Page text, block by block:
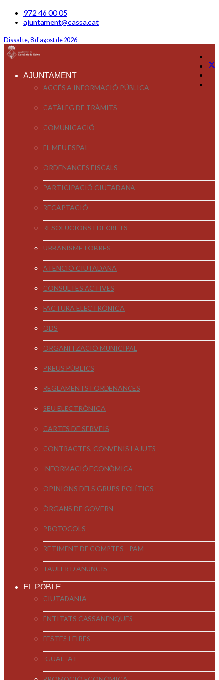
972 46 00 05
ajuntament@cassa.cat
Dissabte, 8 d'agost de 2026
AJUNTAMENT
ACCÉS A INFORMACIÓ PÚBLICA
CATÀLEG DE TRÀMITS
COMUNICACIÓ
EL MEU ESPAI
ORDENANCES FISCALS
PARTICIPACIÓ CIUTADANA
RECAPTACIÓ
RESOLUCIONS I DECRETS
URBANISME I OBRES
ATENCIÓ CIUTADANA
CONSULTES ACTIVES
FACTURA ELECTRÒNICA
ODS
ORGANITZACIÓ MUNICIPAL
PREUS PÚBLICS
REGLAMENTS I ORDENANCES
SEU ELECTRÒNICA
CARTES DE SERVEIS
CONTRACTES, CONVENIS I AJUTS
INFORMACIÓ ECONÒMICA
OPINIONS DELS GRUPS POLÍTICS
ÒRGANS DE GOVERN
PROTOCOLS
RETIMENT DE COMPTES - PAM
TAULER D'ANUNCIS
EL POBLE
CIUTADANIA
ENTITATS CASSANENQUES
FESTES I FIRES
IGUALTAT